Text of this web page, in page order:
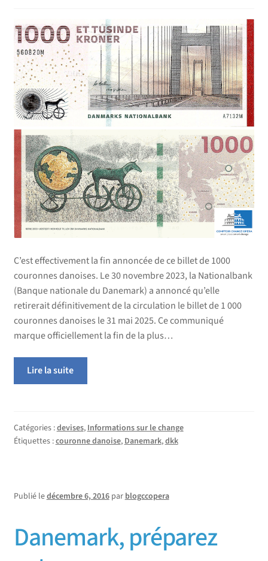
C’est effectivement la fin annoncée de ce billet de 1000
couronnes danoises. Le 30 novembre 2023, la Nationalbank
(Banque nationale du Danemark) a annoncé qu’elle
retirerait définitivement de la circulation le billet de 1 000
couronnes danoises le 31 mai 2025. Ce communiqué
marque officiellement la fin de la plus…
Lire la suite
Catégories :devises, Informations sur le change
Étiquettes :couronne danoise, Danemark,dkk
Publié ledécembre 6, 2016 par blogccopera
Danemark, préparez